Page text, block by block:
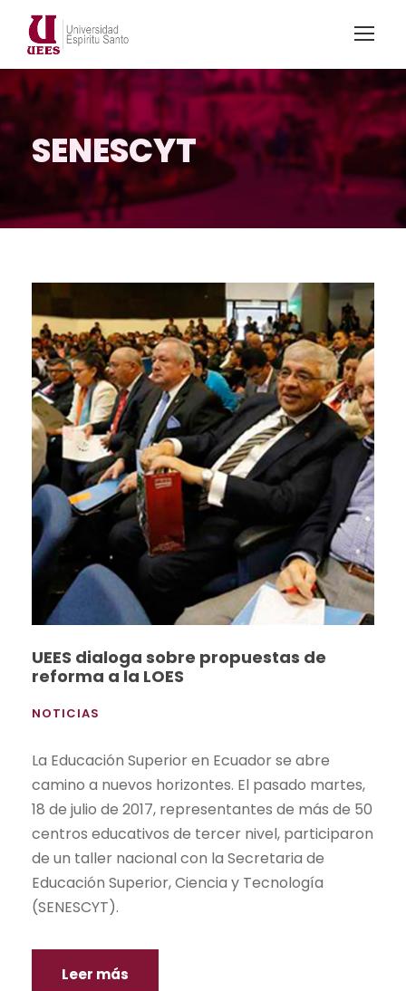
SENESCYT
UEES dialoga sobre propuestas de
reforma a la LOES
NOTICIAS
La Educación Superior en Ecuador se abre
camino a nuevos horizontes. El pasado martes,
18 de julio de 2017, representantes de más de 50
centros educativos de tercer nivel, participaron
de un taller nacional con la Secretaria de
Educación Superior, Ciencia y Tecnología
(SENESCYT).
Leer más